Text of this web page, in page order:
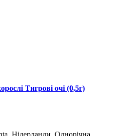
Тигрові очі (0,5г)
Нідерланди. Однорічна